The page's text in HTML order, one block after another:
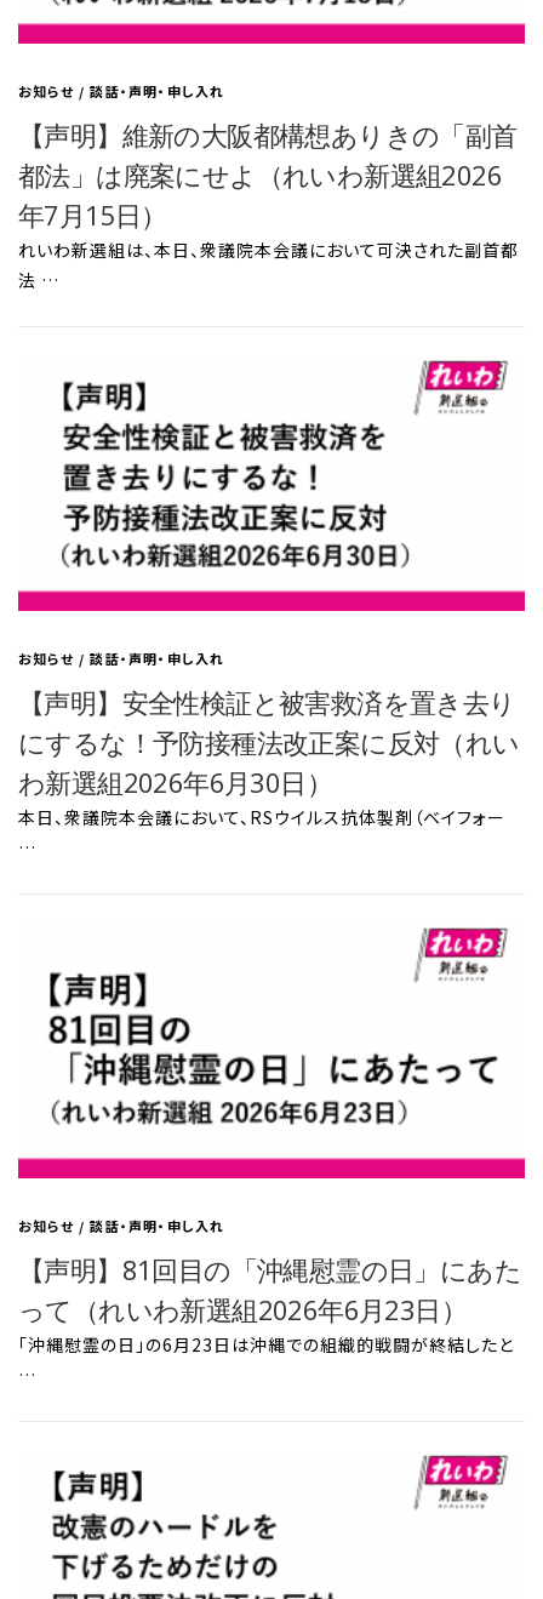
お知らせ/談話・声明・申し入れ
【声明】維新の大阪都構想ありきの「副首
都法」は廃案にせよ（れいわ新選組2026
年7月15日）
れいわ新選組は、本日、衆議院本会議において可決された副首都
法 …
お知らせ/談話・声明・申し入れ
【声明】安全性検証と被害救済を置き去り
にするな！予防接種法改正案に反対（れい
わ新選組2026年6月30日）
本日、衆議院本会議において、RSウイルス抗体製剤（ベイフォー
…
お知らせ/談話・声明・申し入れ
【声明】81回目の「沖縄慰霊の日」にあた
って（れいわ新選組2026年6月23日）
「沖縄慰霊の日」の6月23日は沖縄での組織的戦闘が終結したと
…